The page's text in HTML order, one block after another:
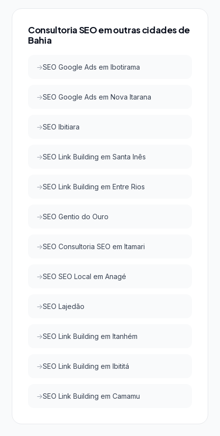
do Google e do Google Maps com investimento
Consultoria SEO em outras cidades de
Bahia
SEO Google Ads em Ibotirama
SEO Google Ads em Nova Itarana
SEO Ibitiara
SEO Link Building em Santa Inês
SEO Link Building em Entre Rios
SEO Gentio do Ouro
SEO Consultoria SEO em Itamari
SEO SEO Local em Anagé
SEO Lajedão
SEO Link Building em Itanhém
SEO Link Building em Ibititá
SEO Link Building em Camamu